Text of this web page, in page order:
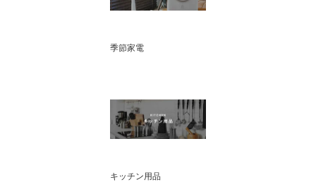
季節家電
キッチン用品